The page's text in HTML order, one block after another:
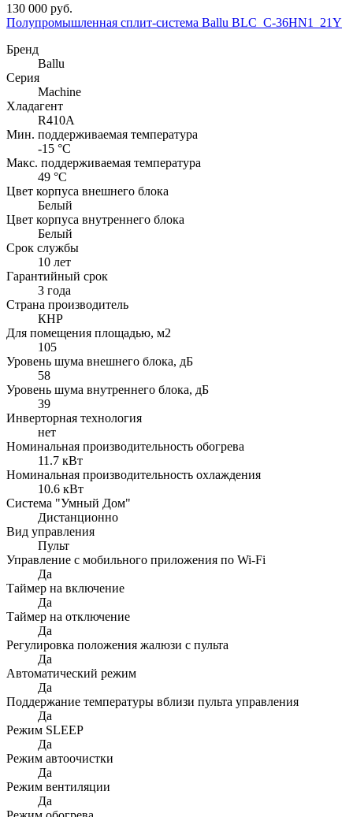
130 000 руб.
Полупромышленная сплит-система Ballu BLC_C-36HN1_21Y
Бренд
Ballu
Серия
Machine
Хладагент
R410A
Мин. поддерживаемая температура
-15 °С
Макс. поддерживаемая температура
49 °С
Цвет корпуса внешнего блока
Белый
Цвет корпуса внутреннего блока
Белый
Срок службы
10 лет
Гарантийный срок
3 года
Страна производитель
КНР
Для помещения площадью, м2
105
Уровень шума внешнего блока, дБ
58
Уровень шума внутреннего блока, дБ
39
Инверторная технология
нет
Номинальная производительность обогрева
11.7 кВт
Номинальная производительность охлаждения
10.6 кВт
Система "Умный Дом"
Дистанционно
Вид управления
Пульт
Управление c мобильного приложения по Wi-Fi
Да
Таймер на включение
Да
Таймер на отключение
Да
Регулировка положения жалюзи с пульта
Да
Автоматический режим
Да
Поддержание температуры вблизи пульта управления
Да
Режим SLEEP
Да
Режим автоочистки
Да
Режим вентиляции
Да